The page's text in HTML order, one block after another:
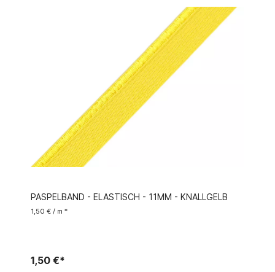
PASPELBAND - ELASTISCH - 11MM - KNALLGELB
1,50 € / m *
1,50 €*